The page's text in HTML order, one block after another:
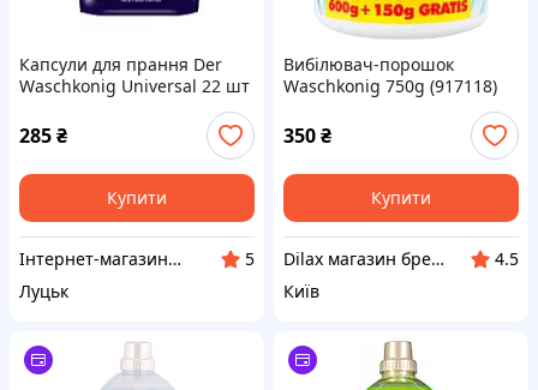
Капсули для прання Der
Waschkonig Universal 22 шт
285₴
Купити
Інтернет-магазин "Vi7"
5
Луцьк
Вибілювач-порошок
Waschkonig 750g (917118)
350₴
Купити
Dilax магазин брендових дитячих іграшок та товарів для батьків.
4.5
Київ